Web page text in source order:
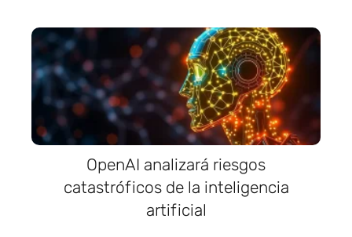
OpenAI analizará riesgos
catastróficos de la inteligencia
artificial